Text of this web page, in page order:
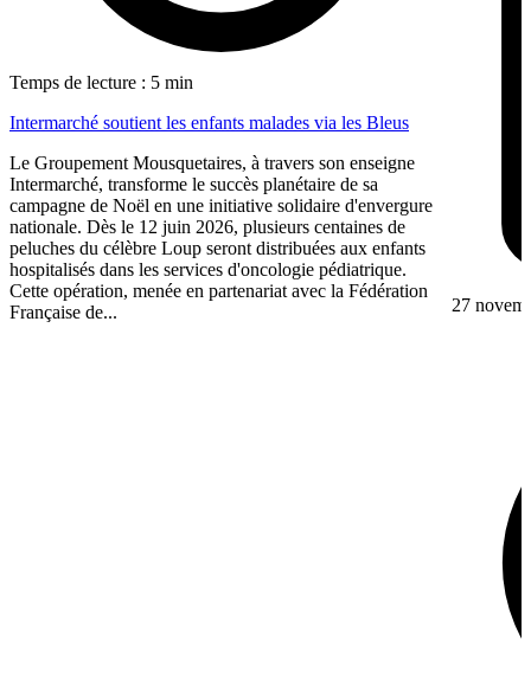
Temps de lecture : 5 min
Intermarché soutient les enfants malades via les Bleus
Le Groupement Mousquetaires, à travers son enseigne
Intermarché, transforme le succès planétaire de sa
campagne de Noël en une initiative solidaire d'envergure
nationale. Dès le 12 juin 2026, plusieurs centaines de
peluches du célèbre Loup seront distribuées aux enfants
hospitalisés dans les services d'oncologie pédiatrique.
Cette opération, menée en partenariat avec la Fédération
Française de...
27